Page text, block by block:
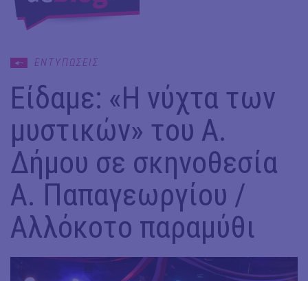
ΕΝΤΥΠΩΣΕΙΣ
Είδαμε: «Η νύχτα των
μυστικών» του Α.
Δήμου σε σκηνοθεσία
Α. Παπαγεωργίου /
Αλλόκοτο παραμύθι